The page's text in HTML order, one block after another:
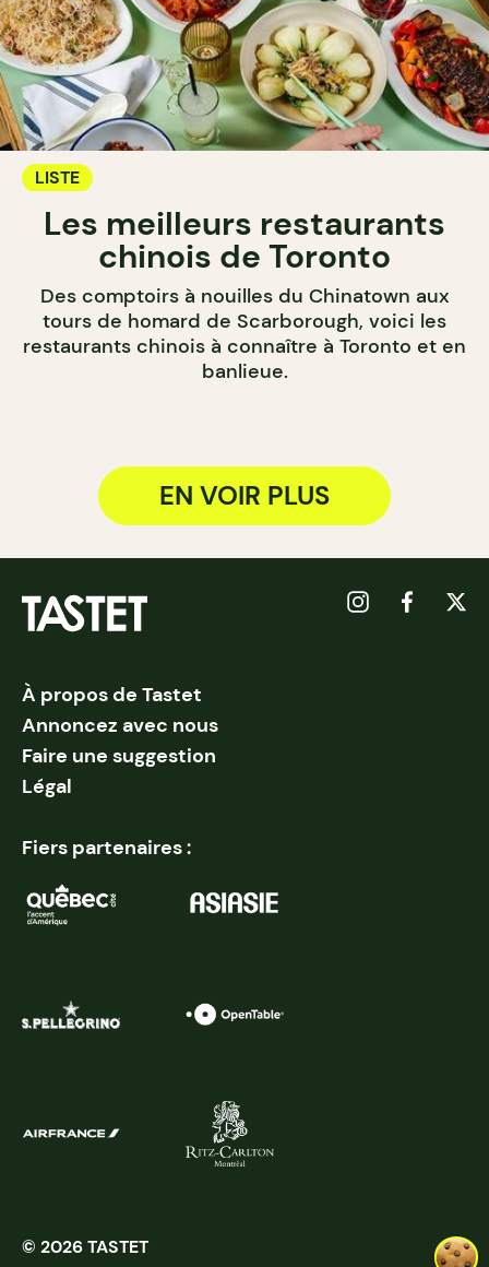
LISTE
Les meilleurs restaurants
chinois de Toronto
Des comptoirs à nouilles du Chinatown aux
tours de homard de Scarborough, voici les
restaurants chinois à connaître à Toronto et en
banlieue.
EN VOIR PLUS
À propos de Tastet
Annoncez avec nous
Faire une suggestion
Légal
Fiers partenaires :
© 2026 TASTET